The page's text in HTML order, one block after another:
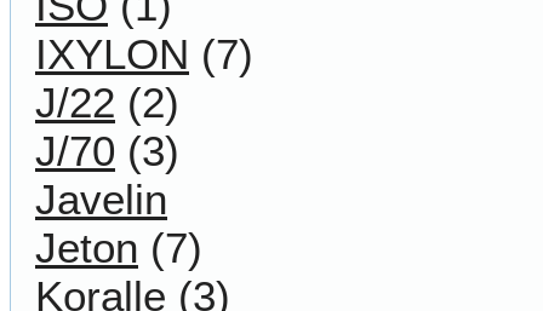
IXYLON (7)
J/22 (2)
J/70 (3)
Javelin
Jeton (7)
Koralle (3)